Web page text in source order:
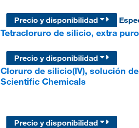
Precio y disponibilidad
Tetracloruro de silicio, extra
Precio y disponibilidad
Cloruro de silicio(IV), solución
Scientific Chemicals
Precio y disponibilidad